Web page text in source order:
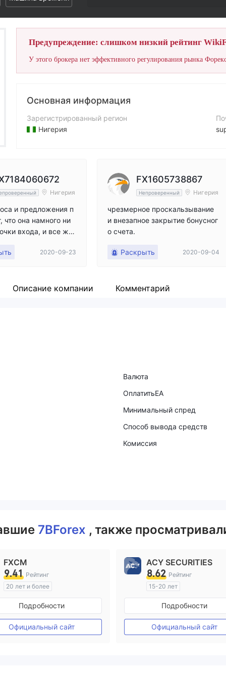
Предупреждение: слишком низкий рейтинг
У этого брокера нет эффективного регулирования рынка
Основная информация
Зарегистрированный регион
Нигерия
Компания
7B Forex Ltd
Нигерия
и предложения п
что она намного ни
входа, и все же
отрицательной. о
как режут людей.
2020-09-23
FX1605738867
Непроверенный Нигерия
чрезмерное проскальзывание
и внезапное закрытие бонусног
о счета.
Раскрыть 2020-09-04
Описание компании Комментарий
Валюта
ОплатитьEA
Минимальный спред
Способ вывода средств
Комиссия
7BForex , также
FXCM
9.41 Рейтинг
20 лет и более
Регулирование в Австралия
Маркет-Мейкинг (MM)
Основной стандарт MT4
Подробности
Официальный сайт
ACY SECURITIES
8.62 Рейтинг
15-20 лет
Регулирование в
Маркет-Мейкинг (MM)
Основной стандарт MT4
Подробности
Официальный сайт